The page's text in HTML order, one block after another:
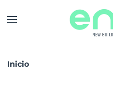
Skip to main content
Inicio